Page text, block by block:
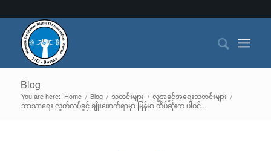
Blog
You are here: Home / Blog / သတင်းများ / လူ့အခွင့်အရေးသတင်းများ /
ဘာသာရေး လွတ်လပ်ခွင့် ချိုးဖောက်ရာမှာ မြန်မာ ထိပ်ဆုံးက ပါဝင်...